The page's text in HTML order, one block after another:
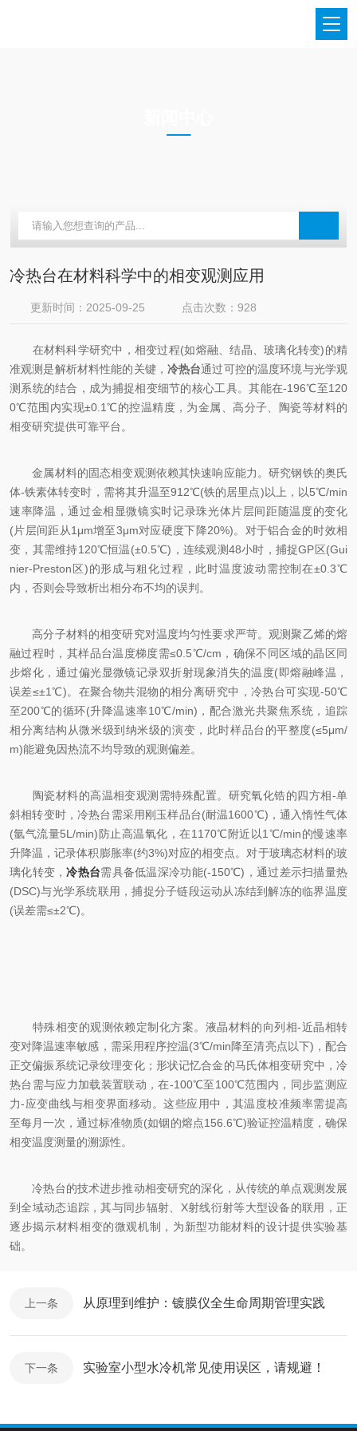
冷热台在材料科学中的相变观测应用
更新时间：2025-09-25 点击次数：928
在材料科学研究中，相变过程(如熔融、结晶、玻璃化转变)的精
准观测是解析材料性能的关键， 冷热台通过可控的温度环境与光学观
测系统的结合，成为捕捉相变细节的核心工具。其能在-196℃至120
0℃范围内实现±0.1℃的控温精度，为金属、高分子、陶瓷等材料的
相变研究提供可靠平台。​
金属材料的固态相变观测依赖其快速响应能力。研究钢铁的奥氏
体-铁素体转变时，需将其升温至912℃(铁的居里点)以上，以5℃/min
速率降温，通过金相显微镜实时记录珠光体片层间距随温度的变化
(片层间距从1μm增至3μm对应硬度下降20%)。对于铝合金的时效相
变，其需维持120℃恒温(±0.5℃)，连续观测48小时，捕捉GP区(Gui
nier-Preston区)的形成与粗化过程，此时温度波动需控制在±0.3℃
内，否则会导致析出相分布不均的误判。​
高分子材料的相变研究对温度均匀性要求严苛。观测聚乙烯的熔
融过程时，其样品台温度梯度需≤0.5℃/cm，确保不同区域的晶区同
步熔化，通过偏光显微镜记录双折射现象消失的温度(即熔融峰温，
误差≤±1℃)。在聚合物共混物的相分离研究中，冷热台可实现-50℃
至200℃的循环(升降温速率10℃/min)，配合激光共聚焦系统，追踪
相分离结构从微米级到纳米级的演变，此时样品台的平整度(≤5μm/
m)能避免因热流不均导致的观测偏差。​
陶瓷材料的高温相变观测需特殊配置。研究氧化锆的四方相-单
斜相转变时，冷热台需采用刚玉样品台(耐温1600℃)，通入惰性气体
(氩气流量5L/min)防止高温氧化，在1170℃附近以1℃/min的慢速率
升降温，记录体积膨胀率(约3%)对应的相变点。对于玻璃态材料的玻
璃化转变，冷热台需具备低温深冷功能(-150℃)，通过差示扫描量热
(DSC)与光学系统联用，捕捉分子链段运动从冻结到解冻的临界温度
(误差需≤±2℃)。​
特殊相变的观测依赖定制化方案。液晶材料的向列相-近晶相转
变对降温速率敏感，需采用程序控温(3℃/min降至清亮点以下)，配合
正交偏振系统记录纹理变化；形状记忆合金的马氏体相变研究中，冷
热台需与应力加载装置联动，在-100℃至100℃范围内，同步监测应
力-应变曲线与相变界面移动。这些应用中，其温度校准频率需提高
至每月一次，通过标准物质(如铟的熔点156.6℃)验证控温精度，确保
相变温度测量的溯源性。​
冷热台的技术进步推动相变研究的深化，从传统的单点观测发展
到全域动态追踪，其与同步辐射、X射线衍射等大型设备的联用，正
逐步揭示材料相变的微观机制，为新型功能材料的设计提供实验基
础。
上一条 从原理到维护：镀膜仪全生命周期管理实践
下一条 实验室小型水冷机常见使用误区，请规避！